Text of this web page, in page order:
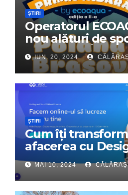
ȘTIRI
Operatorul
nou alături de
călărășeni.
Tabără”!
IUN. 20, 2024
ȘTIRI
Cum îți
afacerea cu
Interactiv –
digital de
MAI 10, 2024